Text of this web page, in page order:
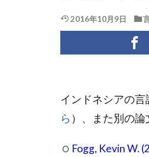
2016年10月9日
インドネシアの
ら ）、また別の論
Fogg, Kevin W.